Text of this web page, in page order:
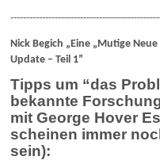
Nick Begich „Eine „Mutige
Update – Teil 1”
Tipps um “das
bekannte
mit George Hover
scheinen immer
sein):